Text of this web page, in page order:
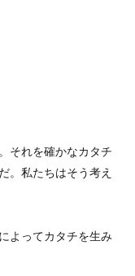
それを確かなカタチ
。私たちはそう考え
よってカタチを生み